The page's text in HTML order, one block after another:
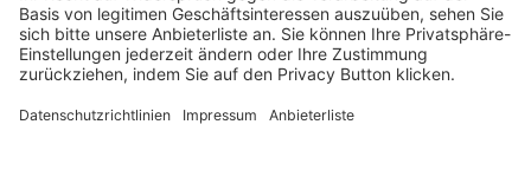
Login SpielPlus
FOLGE DEM BFV